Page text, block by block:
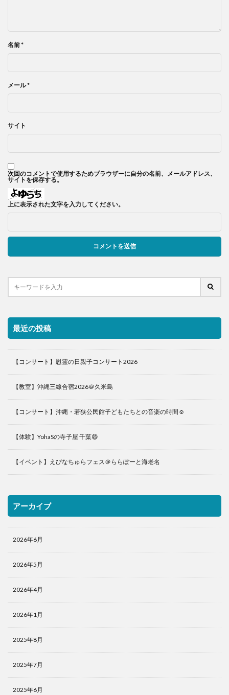
名前*
メール*
サイト
次回のコメントで使用するためブラウザーに自分の名前、メールアドレス、
サイトを保存する。
上に表示された文字を入力してください。
最近の投稿
【コンサート】慰霊の日親子コンサート2026
【教室】沖縄三線合宿2026＠久米島
【コンサート】沖縄・若狭公民館子どもたちとの音楽の時間☺️
【体験】YohaSの寺子屋 千葉😄
【イベント】えびなちゅらフェス＠ららぽーと海老名
アーカイブ
2026年6月
2026年5月
2026年4月
2026年1月
2025年8月
2025年7月
2025年6月